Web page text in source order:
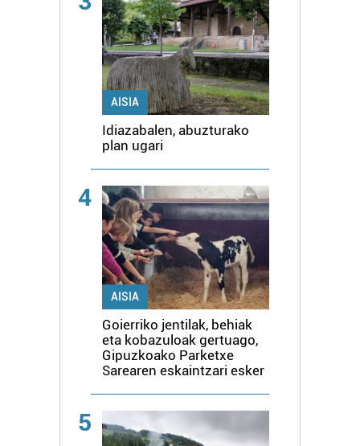
AISIA
Idiazabalen, abuzturako
plan ugari
4
AISIA
Goierriko jentilak, behiak
eta kobazuloak gertuago,
Gipuzkoako Parketxe
Sarearen eskaintzari esker
5